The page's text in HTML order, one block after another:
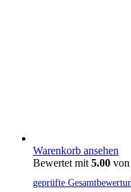
Warenkorb ansehen
Bewertet mit 5.00
geprüfte